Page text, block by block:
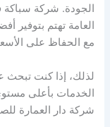
الجودة. شركة سباكة
العامة تهتم بتوفير
مع الحفاظ على
لذلك، إذا كنت
الخدمات بأعلى
شركة دار العمارة